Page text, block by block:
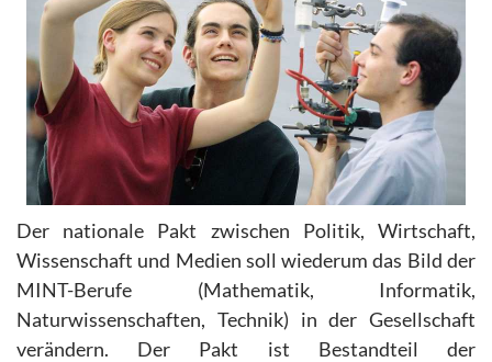
Der nationale Pakt zwischen Politik, Wirtschaft,
Wissenschaft und Medien soll wiederum das Bild der
MINT-Berufe (Mathematik, Informatik,
Naturwissenschaften, Technik) in der Gesellschaft
verändern. Der Pakt ist Bestandteil der